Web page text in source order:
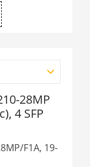
28MP
4 SFP
F1A, 19-